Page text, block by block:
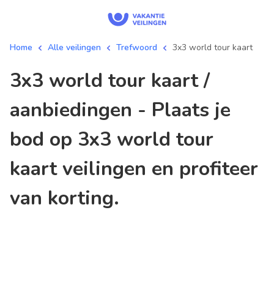
Home Alle veilingen Trefwoord 3x3 world tour kaart
3x3 world tour kaart /
aanbiedingen - Plaats je
bod op 3x3 world tour
kaart veilingen en profiteer
van korting.